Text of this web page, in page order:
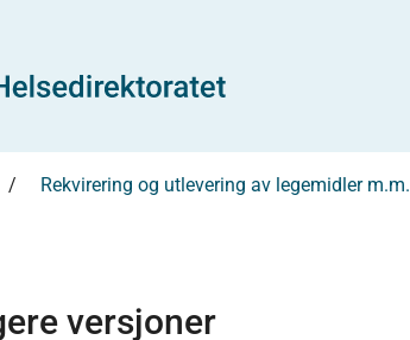
Rekvirering og utlevering av legemidler m.m.
versjoner